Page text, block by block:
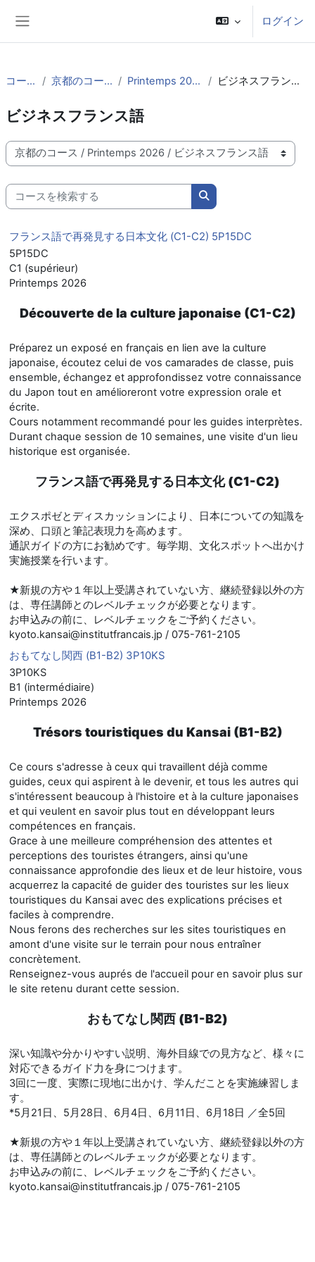
ログイン
コース 京都のコース Printemps 2026 ビジネスフランス語
ビジネスフランス語
コースカテゴリ
コースを検索する
コースを検索する
フランス語で再発見する日本文化 (C1-C2) 5P15DC
5P15DC
C1 (supérieur)
Printemps 2026
Découverte de la culture japonaise (C1-C2)
Préparez un exposé en français en lien ave la culture
japonaise, écoutez celui de vos camarades de classe, puis
ensemble, échangez et approfondissez votre connaissance
du Japon tout en amélioreront votre expression orale et
écrite.
Cours notamment recommandé pour les guides interprètes.
Durant chaque session de 10 semaines, une visite d'un lieu
historique est organisée.
フランス語で再発見する日本文化 (C1-C2)
エクスポゼとディスカッションにより、日本についての知識を
深め、口頭と筆記表現力を高めます。
通訳ガイドの方にお勧めです。毎学期、文化スポットへ出かけ
実施授業を行います。
★新規の方や１年以上受講されていない方、継続登録以外の方
は、専任講師とのレベルチェックが必要となります。
お申込みの前に、レベルチェックをご予約ください。
kyoto.kansai@institutfrancais.jp / 075-761-2105
おもてなし関西 (B1-B2) 3P10KS
3P10KS
B1 (intermédiaire)
Printemps 2026
Trésors touristiques du Kansai (B1-B2)
Ce cours s'adresse à ceux qui travaillent déjà comme
guides, ceux qui aspirent à le devenir, et tous les autres qui
s'intéressent beaucoup à l'histoire et à la culture japonaises
et qui veulent en savoir plus tout en développant leurs
compétences en français.
Grace à une meilleure compréhension des attentes et
perceptions des touristes étrangers, ainsi qu'une
connaissance approfondie des lieux et de leur histoire, vous
acquerrez la capacité de guider des touristes sur les lieux
touristiques du Kansai avec des explications précises et
faciles à comprendre.
Nous ferons des recherches sur les sites touristiques en
amont d'une visite sur le terrain pour nous entraîner
concrètement.
Renseignez-vous auprés de l'accueil pour en savoir plus sur
le site retenu durant cette session.
おもてなし関西 (B1-B2)
深い知識や分かりやすい説明、海外目線での見方など、様々に
対応できるガイド力を身につけます。
3回に一度、実際に現地に出かけ、学んだことを実施練習しま
す。
*5月21日、5月28日、6月4日、6月11日、6月18日 ／全5回
★新規の方や１年以上受講されていない方、継続登録以外の方
は、専任講師とのレベルチェックが必要となります。
お申込みの前に、レベルチェックをご予約ください。
kyoto.kansai@institutfrancais.jp / 075-761-2105